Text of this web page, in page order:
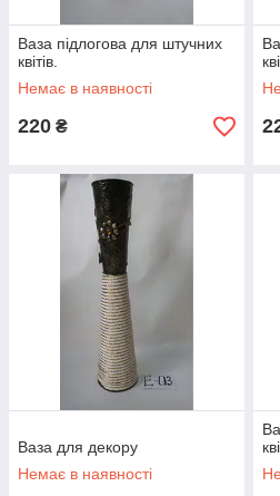
Плетені
Плетені ваза. Підходить для
або готових букетів. Плетіння
каркасі.
Ваза підлогова для штучних
квітів.
Немає в наявності
220 ₴
Ваза для декору
Немає в наявності